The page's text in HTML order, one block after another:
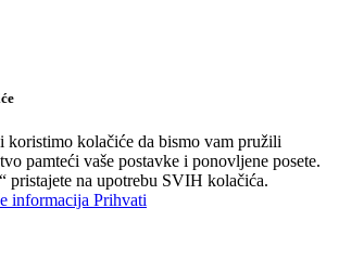
koristimo kolačiće da bismo vam pružili
pamteći vaše postavke i ponovljene posete.
pristajete na upotrebu SVIH kolačića.
informacija Prihvati